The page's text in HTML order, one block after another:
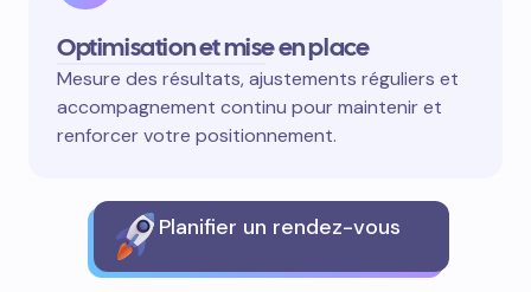
Optimisation et mise en place
Mesure des résultats, ajustements réguliers et
accompagnement continu pour maintenir et
renforcer votre positionnement.
Planifier un rendez-vous